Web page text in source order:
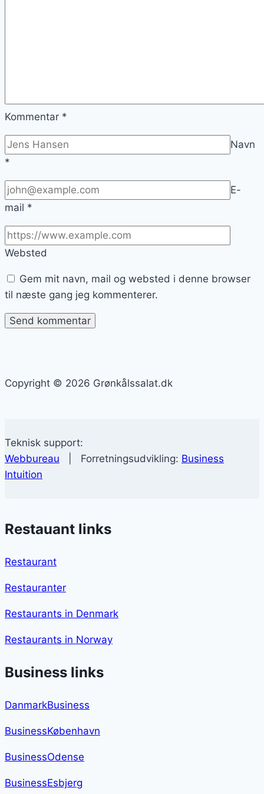
Kommentar *
Navn
*
E-
mail *
Websted
Gem mit navn, mail og websted i denne browser
til næste gang jeg kommenterer.
Copyright © 2026 Grønkålssalat.dk
Teknisk support:
Webbureau | Forretningsudvikling: Business
Intuition
Restauant links
Restaurant
Restauranter
Restaurants in Denmark
Restaurants in Norway
Business links
DanmarkBusiness
BusinessKøbenhavn
BusinessOdense
BusinessEsbjerg